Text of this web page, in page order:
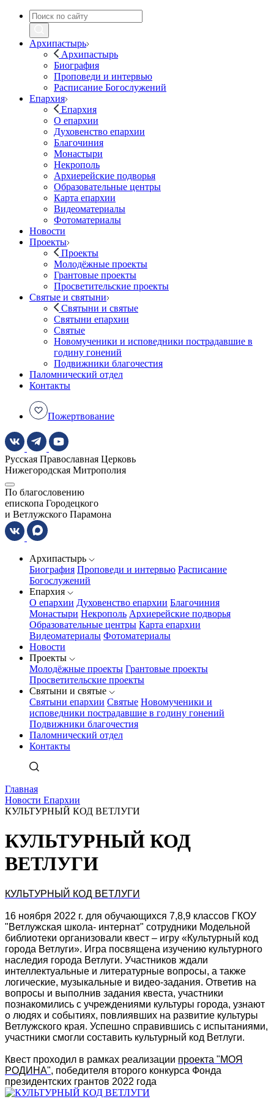
Архипастырь
Архипастырь
Биография
Проповеди и интервью
Расписание Богослужений
Епархия
Епархия
О епархии
Духовенство епархии
Благочиния
Монастыри
Некрополь
Архиерейские подворья
Образовательные центры
Карта епархии
Видеоматериалы
Фотоматериалы
Новости
Проекты
Проекты
Молодёжные проекты
Грантовые проекты
Просветительские проекты
Святые и святыни
Святыни и святые
Святыни епархии
Святые
Новомученики и исповедники пострадавшие в
годину гонений
Подвижники благочестия
Паломнический отдел
Контакты
Пожертвование
Русская Православная Церковь
Нижегородская Митрополия
По благословению
епископа Городецкого
и Ветлужского Парамона
Архипастырь
Биография Проповеди и интервью Расписание
Богослужений
Епархия
О епархии Духовенство епархии Благочиния
Монастыри Некрополь Архиерейские подворья
Образовательные центры Карта епархии
Видеоматериалы Фотоматериалы
Новости
Проекты
Молодёжные проекты Грантовые проекты
Просветительские проекты
Святыни и святые
Святыни епархии Святые Новомученики и
исповедники пострадавшие в годину гонений
Подвижники благочестия
Паломнический отдел
Контакты
Главная
Новости Епархии
КУЛЬТУРНЫЙ КОД ВЕТЛУГИ
КУЛЬТУРНЫЙ КОД
ВЕТЛУГИ
КУЛЬТУРНЫЙ КОД ВЕТЛУГИ
16 ноября 2022 г. для обучающихся 7,8,9 классов ГКОУ
"Ветлужская школа- интернат" сотрудники Модельной
библиотеки организовали квест – игру «Культурный код
города Ветлуги». Игра посвящена изучению культурного
наследия города Ветлуги. Участников ждали
интеллектуальные и литературные вопросы, а также
логические, музыкальные и видео-задания. Ответив на
вопросы и выполнив задания квеста, участники
познакомились с учреждениями культуры города, узнают
о людях и событиях, повлиявших на развитие культуры
Ветлужского края. Успешно справившись с испытаниями,
участники смогли составить культурный код Ветлуги.
Квест проходил в рамках реализации проекта "МОЯ
РОДИНА", победителя второго конкурса Фонда
президентских грантов 2022 года